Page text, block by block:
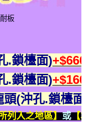
板
.鎖檯面)
.鎖檯面)
(沖孔.鎖檯面)
列入之地區】 或 【